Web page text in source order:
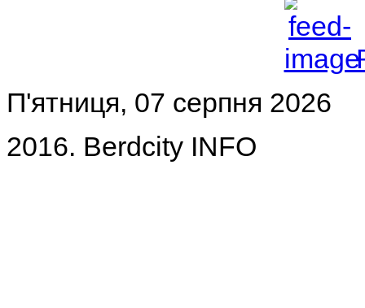
П'ятниця, 07 серпня 2026
2016. Berdcity INFO